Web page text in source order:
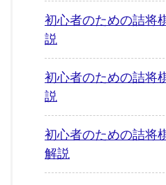
初心者のための詰
説
初心者のための詰
説
初心者のための詰
解説